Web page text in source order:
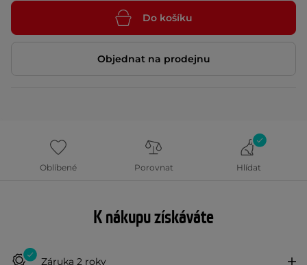
Do košíku
Objednat na prodejnu
Oblíbené Porovnat Hlídat
K nákupu získáváte
Záruka 2 roky